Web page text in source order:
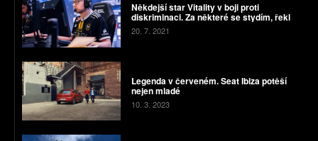
Někdejší star Vitality v boji proti
diskriminaci. Za některé se stydím, řekl
20. 7. 2021
Legenda v červeném. Seat Ibiza potěší
nejen mladé
10. 3. 2023